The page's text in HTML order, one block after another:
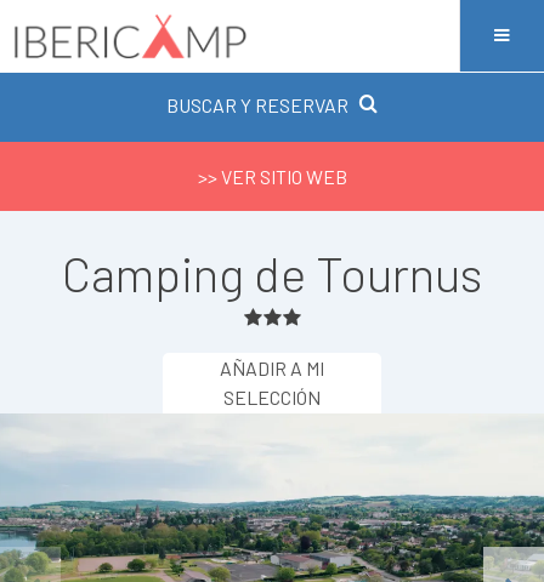
BUSCAR Y RESERVAR
>> VER SITIO WEB
Camping de Tournus
AÑADIR A MI
SELECCIÓN